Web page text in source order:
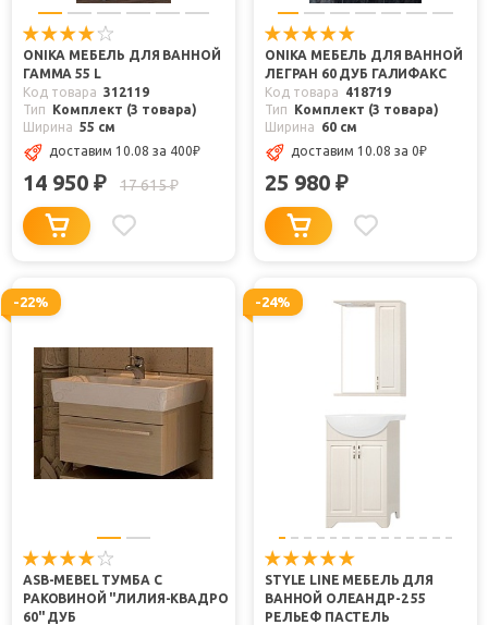
ONIKA МЕБЕЛЬ ДЛЯ ВАННОЙ
ГАММА 55 L
Код товара 312119
Тип
Комплект (3 товара)
Ширина 55 см
доставим 10.08 за 400₽
14 950 ₽ 17 615₽
ONIKA МЕБЕЛЬ ДЛЯ ВАННОЙ
ЛЕГРАН 60 ДУБ ГАЛИФАКС
Код товара
418719
Тип
Комплект (3 товара)
Ширина
60 см
доставим 10.08 за 0₽
25 980 ₽
-22%
ASB-MEBEL ТУМБА С
РАКОВИНОЙ "ЛИЛИЯ-КВАДРО
60" ДУБ
-24%
STYLE LINE МЕБЕЛЬ ДЛЯ
ВАННОЙ ОЛЕАНДР-2 55
РЕЛЬЕФ ПАСТЕЛЬ